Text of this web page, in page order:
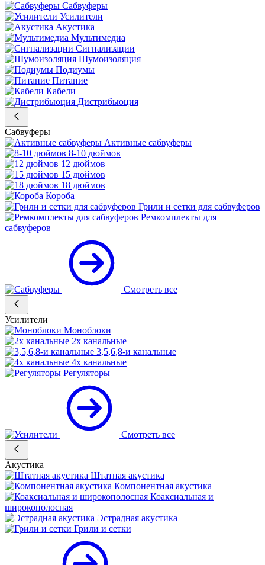
Сабвуферы
Усилители
Акустика
Мультимедиа
Сигнализации
Шумоизоляция
Подиумы
Питание
Кабели
Дистрибьюция
Сабвуферы
Активные сабвуферы
8-10 дюймов
12 дюймов
15 дюймов
18 дюймов
Короба
Грили и сетки для сабвуферов
Ремкомплекты для
сабвуферов
Смотреть все
Усилители
Моноблоки
2х канальные
3,5,6,8-и канальные
4х канальные
Регуляторы
Смотреть все
Акустика
Штатная акустика
Компонентная акустика
Коаксиальная и
широкополосная
Эстрадная акустика
Грили и сетки